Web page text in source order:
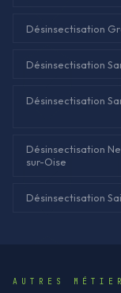
Désinsectisation
Désinsectisation
Désinsectisation
Désinsectisation
sur-Oise
Désinsectisation
AUTRES